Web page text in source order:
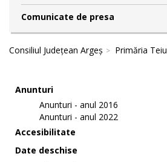
Comunicate de presa
Consiliul Județean Argeș Primăria Teiu
Anunturi
Anunturi - anul 2016
Anunturi - anul 2022
Accesibilitate
Date deschise